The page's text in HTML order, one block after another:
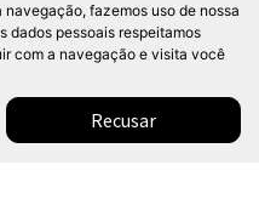
Unidas
lojas
2026/2027
fazemos uso de nossa
dados pessoais respeitamos
com a navegação e visita você
Recusar